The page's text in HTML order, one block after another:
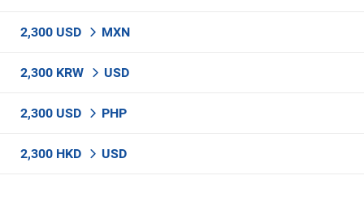
2,300 USD MXN
2,300 KRW USD
2,300 USD PHP
2,300 HKD USD